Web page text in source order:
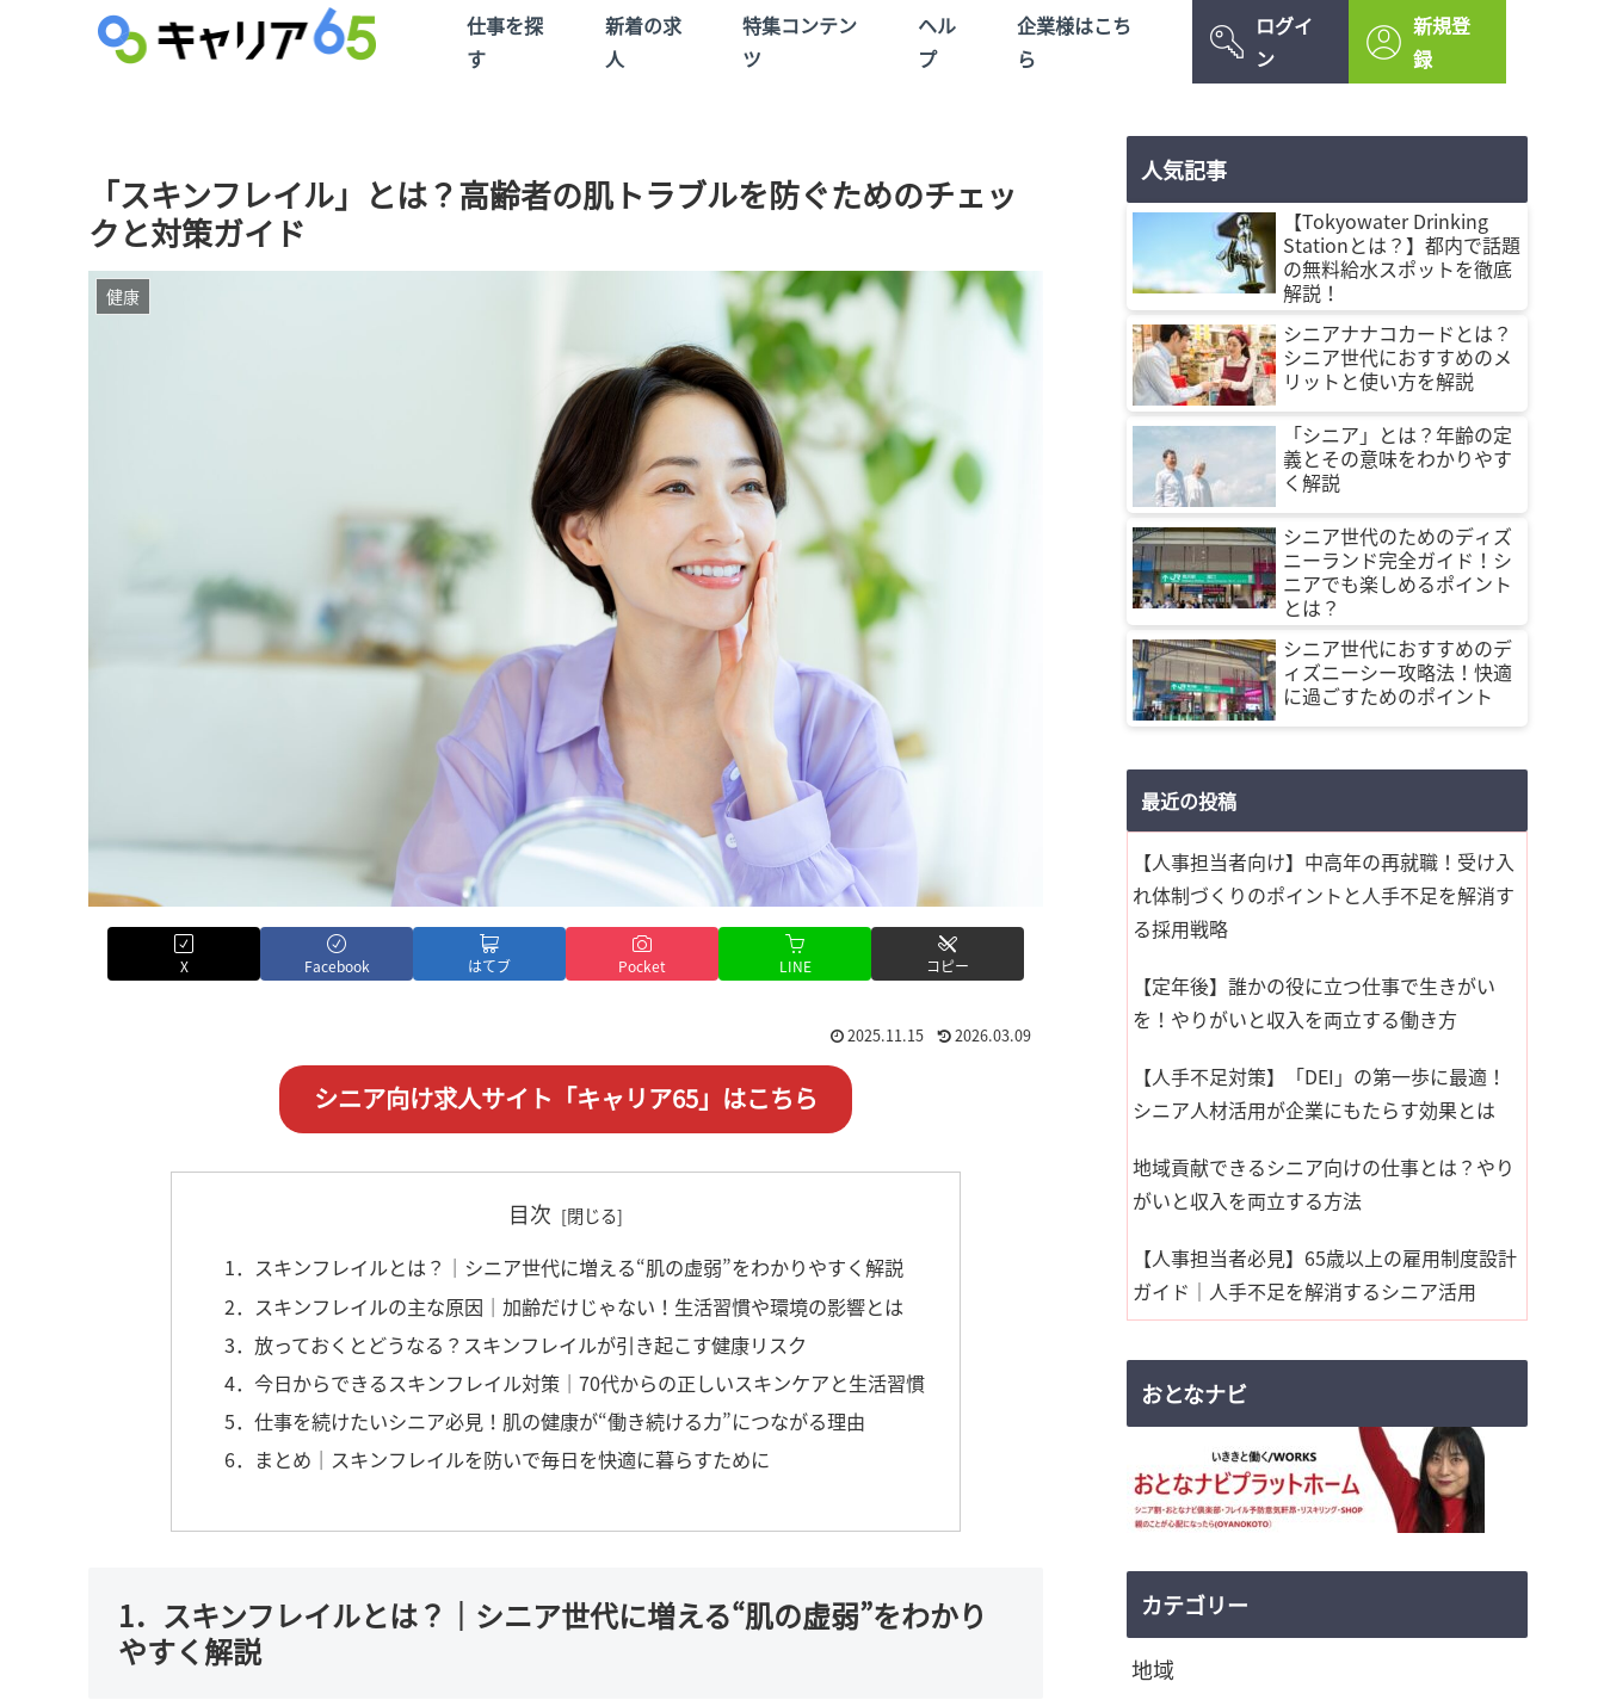
仕事を探
す
新着の求
人
特集コンテン
ツ
ヘル
プ
企業様はこち
ら
ログイ
ン
新規登
録
「スキンフレイル」とは？高齢者の肌トラブルを防ぐためのチェッ
クと対策ガイド
健康
X Facebook はてブ Pocket LINE コピー
2025.11.15 2026.03.09
シニア向け求人サイト「キャリア65」はこちら
目次
1．スキンフレイルとは？｜シニア世代に増える“肌の虚弱”をわかりやすく解説
2．スキンフレイルの主な原因｜加齢だけじゃない！生活習慣や環境の影響とは
3．放っておくとどうなる？スキンフレイルが引き起こす健康リスク
4．今日からできるスキンフレイル対策｜70代からの正しいスキンケアと生活習慣
5．仕事を続けたいシニア必見！肌の健康が“働き続ける力”につながる理由
6．まとめ｜スキンフレイルを防いで毎日を快適に暮らすために
1．スキンフレイルとは？｜シニア世代に増える“肌の虚弱”をわかり
やすく解説
人気記事
【Tokyowater Drinking
Stationとは？】都内で話題
の無料給水スポットを徹底
解説！
シニアナナコカードとは？
シニア世代におすすめのメ
リットと使い方を解説
「シニア」とは？年齢の定
義とその意味をわかりやす
く解説
シニア世代のためのディズ
ニーランド完全ガイド！シ
ニアでも楽しめるポイント
とは？
シニア世代におすすめのデ
ィズニーシー攻略法！快適
に過ごすためのポイント
最近の投稿
【人事担当者向け】中高年の再就職！受け入
れ体制づくりのポイントと人手不足を解消す
る採用戦略
【定年後】誰かの役に立つ仕事で生きがい
を！やりがいと収入を両立する働き方
【人手不足対策】「DEI」の第一歩に最適！
シニア人材活用が企業にもたらす効果とは
地域貢献できるシニア向けの仕事とは？やり
がいと収入を両立する方法
【人事担当者必見】65歳以上の雇用制度設計
ガイド｜人手不足を解消するシニア活用
おとなナビ
カテゴリー
地域